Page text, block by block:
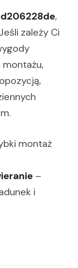
,
zależy Ci
montaż
–
i